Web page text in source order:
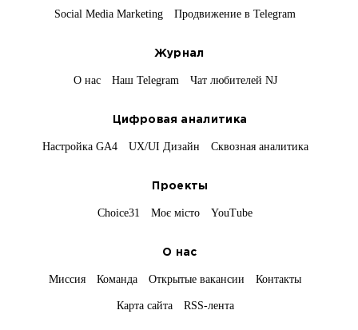
Social Media Marketing Продвижение в Telegram
Журнал
О нас Наш Telegram Чат любителей NJ
Цифровая аналитика
Настройка GA4 UX/UI Дизайн Сквозная аналитика
Проекты
Choice31 Моє місто YouTube
О нас
Миссия Команда Открытые вакансии Контакты
Карта сайта RSS-лента